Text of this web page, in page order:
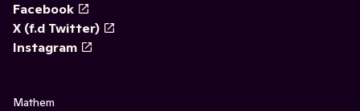
Facebook
X (f.d Twitter)
Instagram
Mathem